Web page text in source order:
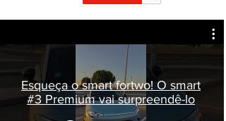
Esqueça o smart fortwo! O smart
#3 Premium vai surpreendê-lo